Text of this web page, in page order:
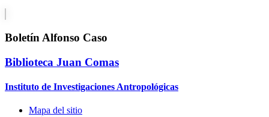
Boletín Alfonso Caso
Biblioteca Juan Comas
Instituto de Investigaciones Antropológicas
Mapa del sitio